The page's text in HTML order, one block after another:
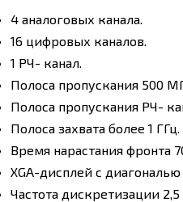
4 аналоговых канала.
16 цифровых каналов.
1 РЧ- канал.
Полоса пропускания 500
Полоса пропускания РЧ-
Полоса захвата более 1 ГГц.
Время нарастания фронта
XGA-дисплей с
Частота дискретизации 2,5